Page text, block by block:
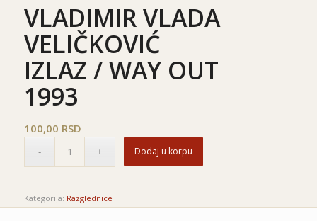
VLADIMIR VLADA
VELIČKOVIĆ
IZLAZ / WAY OUT
1993
100,00 RSD
Dodaj u korpu
Kategorija: Razglednice